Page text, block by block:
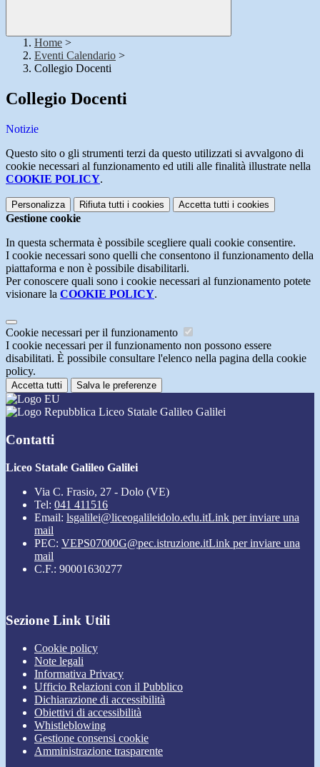
Home >
Eventi Calendario >
Collegio Docenti
Collegio Docenti
Notizie
Questo sito o gli strumenti terzi da questo utilizzati si avvalgono di
cookie necessari al funzionamento ed utili alle finalità illustrate nella
COOKIE POLICY.
Personalizza Rifiuta tutti i cookies Accetta tutti i cookies
Gestione cookie
In questa schermata è possibile scegliere quali cookie consentire.
I cookie necessari sono quelli che consentono il funzionamento della
piattaforma e non è possibile disabilitarli.
Per conoscere quali sono i cookie necessari al funzionamento potete
visionare la COOKIE POLICY.
Cookie necessari per il funzionamento
I cookie necessari per il funzionamento non possono essere
disabilitati. È possibile consultare l'elenco nella pagina della cookie
policy.
Accetta tutti Salva le preferenze
Liceo Statale Galileo Galilei
Contatti
Liceo Statale Galileo Galilei
Via C. Frasio, 27 - Dolo (VE)
Tel: 041 411516
Email: lsgalilei@liceogalileidolo.edu.itLink per inviare una
mail
PEC: VEPS07000G@pec.istruzione.itLink per inviare una
mail
C.F.: 90001630277
Sezione Link Utili
Cookie policy
Note legali
Informativa Privacy
Ufficio Relazioni con il Pubblico
Dichiarazione di accessibilità
Obiettivi di accessibilità
Whistleblowing
Gestione consensi cookie
Amministrazione trasparente